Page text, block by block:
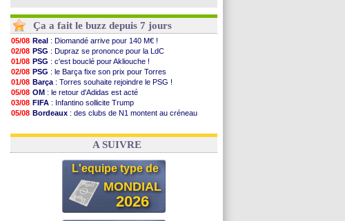
Ça a fait le buzz depuis 7 jours
05/08 Real : Diomandé arrive pour 140 M€ !
02/08 PSG : Dupraz se prononce pour la LdC
01/08 PSG : c'est bouclé pour Akliouche !
02/08 PSG : le Barça fixe son prix pour Torres
01/08 Barça : Torres souhaite rejoindre le PSG !
05/08 OM : le retour d'Adidas est acté
03/08 FIFA : Infantino sollicite Trump
05/08 Bordeaux : des clubs de N1 montent au créneau
03/08 Real: le démenti de Leipzig pour Diomandé
A SUIVRE
L'equipe type de
MONDIAL
2026